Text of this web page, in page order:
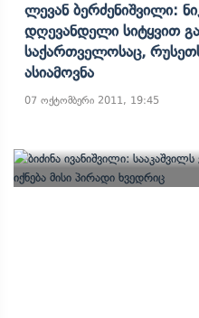
Ლევან Ბერძენიშვილი:
Დღევანდელი Სიტყვით
Საქართველოსაც,
Ასიამოვნა
07 ოქტომბერი 2011, 19:45